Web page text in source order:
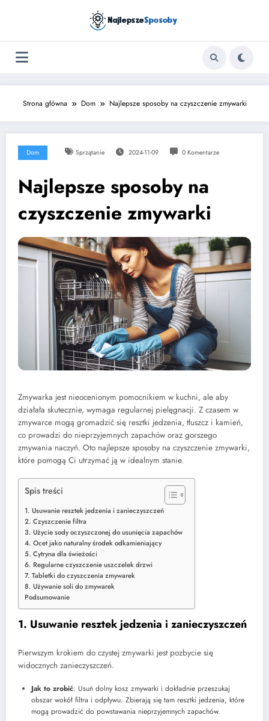
Strona główna Dom Najlepsze sposoby na czyszczenie zmywarki
Dom Sprzątanie 2024-11-09 0 Komentarze
Najlepsze sposoby na
czyszczenie zmywarki
Zmywarka jest nieocenionym pomocnikiem w kuchni, ale aby
działała skutecznie, wymaga regularnej pielęgnacji. Z czasem w
zmywarce mogą gromadzić się resztki jedzenia, tłuszcz i kamień,
co prowadzi do nieprzyjemnych zapachów oraz gorszego
zmywania naczyń. Oto najlepsze sposoby na czyszczenie zmywarki,
które pomogą Ci utrzymać ją w idealnym stanie.
Spis treści
1. Usuwanie resztek jedzenia i zanieczyszczeń
2. Czyszczenie filtra
3. Użycie sody oczyszczonej do usunięcia zapachów
4. Ocet jako naturalny środek odkamieniający
5. Cytryna dla świeżości
6. Regularne czyszczenie uszczelek drzwi
7. Tabletki do czyszczenia zmywarek
8. Używanie soli do zmywarek
Podsumowanie
1. Usuwanie resztek jedzenia i zanieczyszczeń
Pierwszym krokiem do czystej zmywarki jest pozbycie się
widocznych zanieczyszczeń.
Jak to zrobić: Usuń dolny kosz zmywarki i dokładnie przeszukaj
obszar wokół filtra i odpływu. Zbierają się tam resztki jedzenia, które
mogą prowadzić do powstawania nieprzyjemnych zapachów.